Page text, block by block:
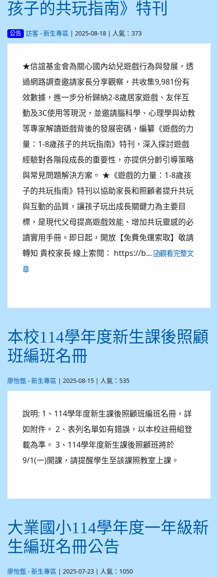
孩子的共玩指南》特刊
公告 訪客 - 新生專區 | 2025-08-18 | 人氣：373
★信誼基金會為關心國內幼兒遊戲行為與發展，透
過網路調查邀請家長分享觀察，共收集9,981份有
效數據，進一步分析歸納2-8歲居家遊戲、友伴互
動及3C使用等現況，並邀請腦科學、心理學與幼教
等專家解讀遊戲背後的發展密碼，編纂《遊戲的力
量：1-8歲孩子的共玩指南》特刊，深入探討遊戲
經驗對各階段成長的重要性，亦提供分齡引導策略
與常見問題解決方案。 ★《遊戲的力量：1-8歲孩
子的共玩指南》特刊以協助家長和照顧者提升共玩
與互動的品質，讓孩子玩出成長關鍵力為主要目
標，是現代父母提高遊戲效能、增加共玩靈感的必
讀實用手冊。即日起，開放【免費免運索取】敬請
轉知 貴校家長 線上索閱： https://b...
觀看完整文
章
本校114學年度新生課後照顧
班編班名冊
廖怡甄 - 新生專區 | 2025-08-15 | 人氣：535
說明: 1、114學年度新生課後照顧班編班名冊，詳
如附件。 2、表列名單如有錯誤，以本校註冊組登
載為準。 3、114學年度新生課後照顧班將於
9/1(一)開課，請提醒學生至該課照教室上課。
大業國小114學年度一年級新
生編班名冊公告
廖怡甄 - 新生專區 | 2025-07-23 | 人氣：1050